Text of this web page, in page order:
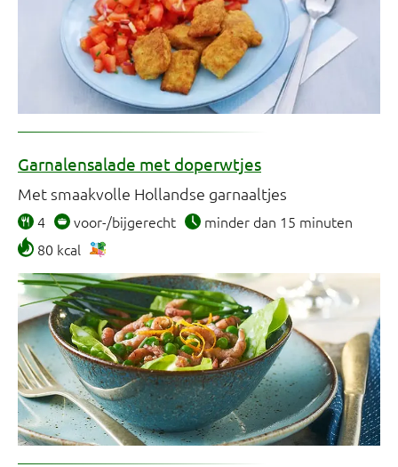
Garnalensalade met doperwtjes
Met smaakvolle Hollandse garnaaltjes
4 voor-/bijgerecht
minder dan 15 minuten
80 kcal